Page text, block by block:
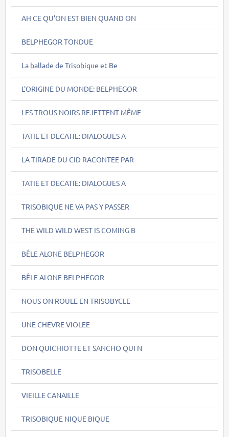
AH CE QU'ON EST BIEN QUAND ON
BELPHEGOR TONDUE
La ballade de Trisobique et Be
L'ORIGINE DU MONDE: BELPHEGOR
LES TROUS NOIRS REJETTENT MÊME
TATIE ET DECATIE: DIALOGUES A
LA TIRADE DU CID RACONTEE PAR
TATIE ET DECATIE: DIALOGUES A
TRISOBIQUE NE VA PAS Y PASSER
THE WILD WILD WEST IS COMING B
BÊLE ALONE BELPHEGOR
BÊLE ALONE BELPHEGOR
NOUS ON ROULE EN TRISOBYCLE
UNE CHEVRE VIOLEE
DON QUICHIOTTE ET SANCHO QUI N
TRISOBELLE
VIEILLE CANAILLE
TRISOBIQUE NIQUE BIQUE